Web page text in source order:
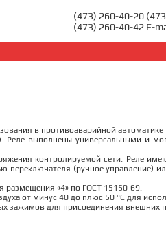
(473) 260-40-20
(473) 260-40-42 E-
в противоаварийной
Реле выполнены универсальными и
контролируемой сети. Реле
переключателя (ручное управление)
размещения «4» по ГОСТ 15150-69.
от минус 40 до плюс 50 °С для
зажимов для присоединения внешних